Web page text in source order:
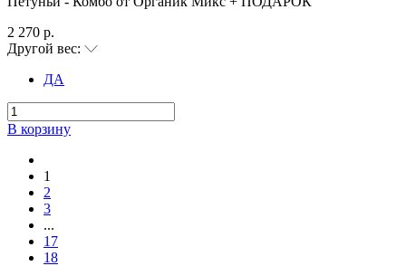
2 270 р.
Другой вес:
ДА
В корзину
1
2
3
...
17
18